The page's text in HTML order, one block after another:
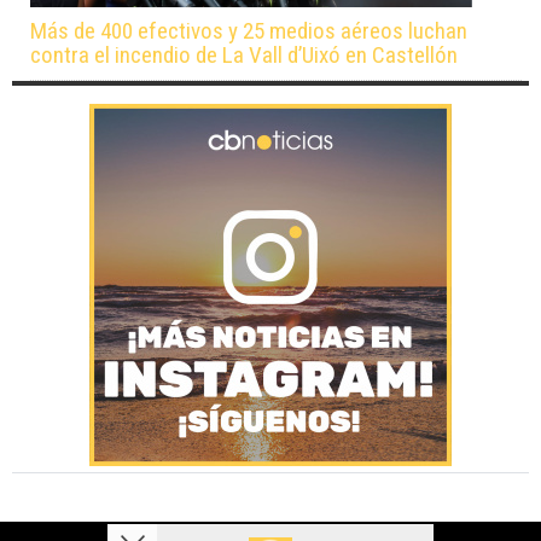
Más de 400 efectivos y 25 medios aéreos luchan
contra el incendio de La Vall d’Uixó en Castellón